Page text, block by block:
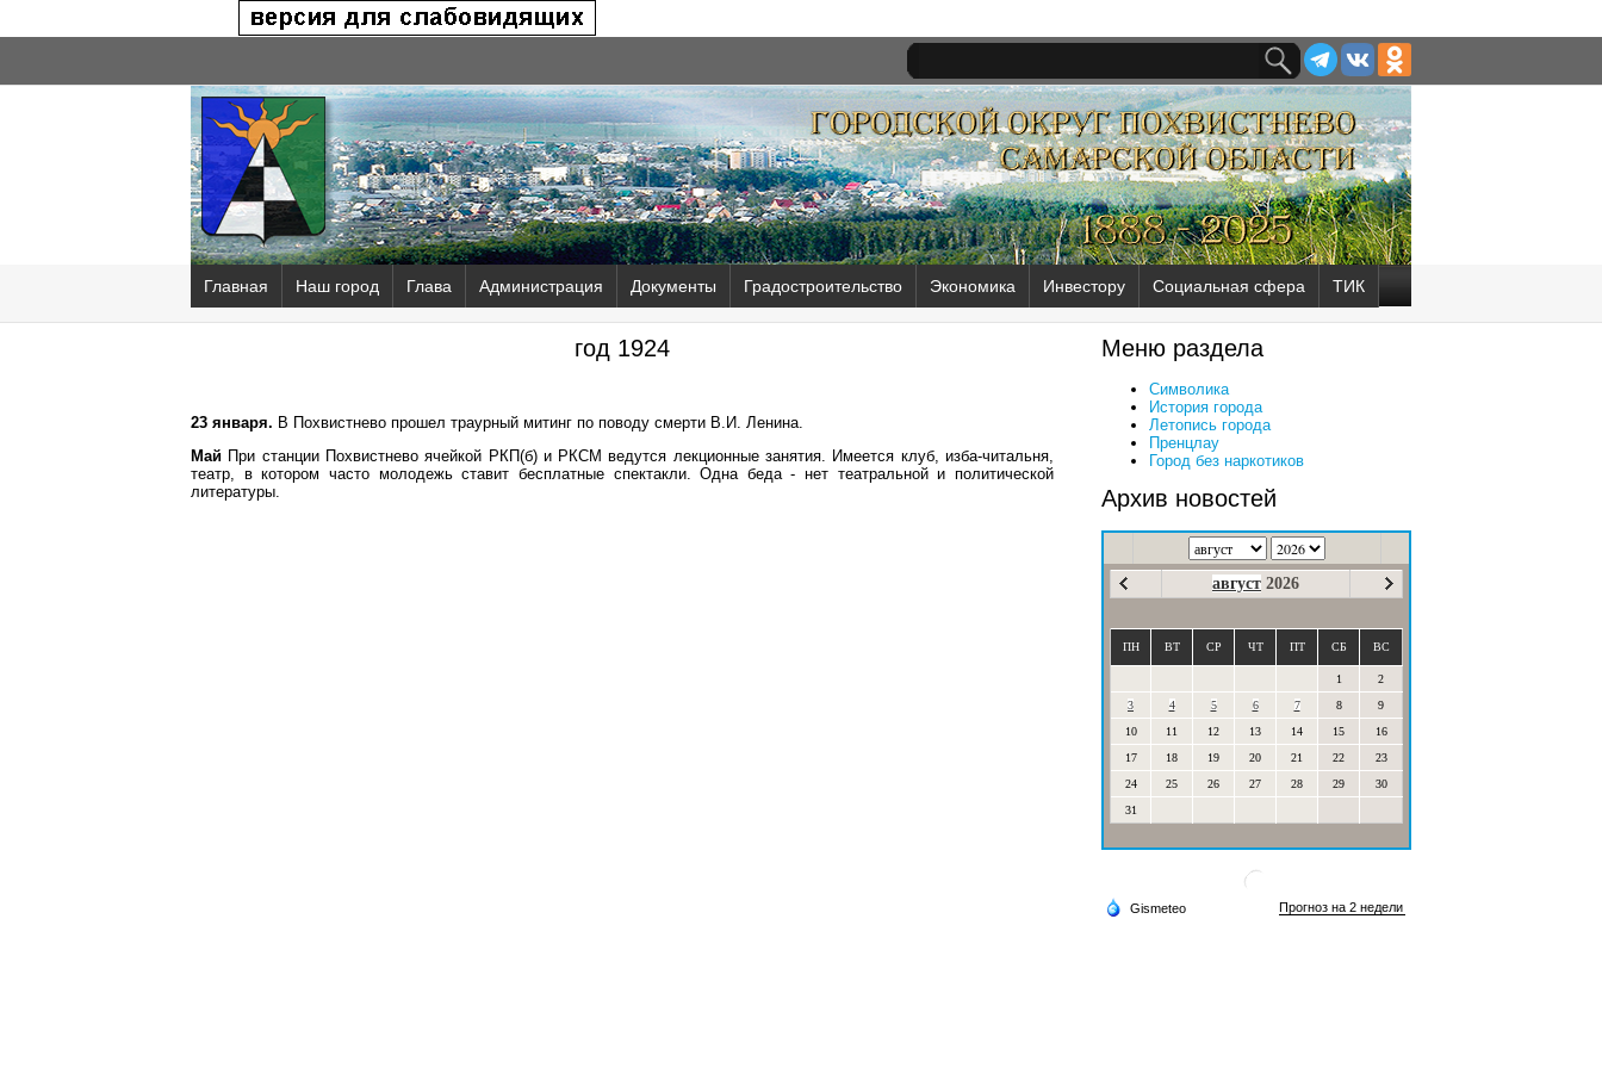
Главная Наш город Глава Администрация Документы Градостроительство Экономика Инвестору Социальная сфера ТИК
год 1924
23 января. В Похвистнево прошел траурный митинг по поводу смерти В.И. Ленина.
Май При станции Похвистнево ячейкой РКП(б) и РКСМ ведутся лекционные занятия. Имеется клуб, изба-читальня,
театр, в котором часто молодежь ставит бесплатные спектакли. Одна беда - нет театральной и политической
литературы.
Меню раздела
Символика
История города
Летопись города
Пренцлау
Город без наркотиков
Архив новостей
август 2026
ПН ВТ СР ЧТ ПТ СБ ВС
1
2
3
4 5 6 7 8
9
10
11 12 13 14 15
16
17
18 19 20 21 22
23
24
25 26 27 28 29
30
31